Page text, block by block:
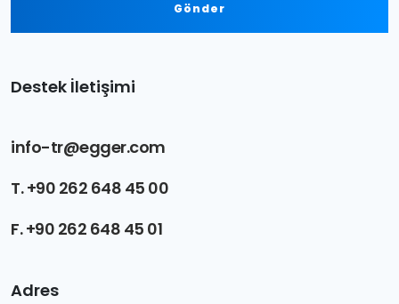
Gönder
Destek İletişimi
info-tr@egger.com
T. +90 262 648 45 00
F. +90 262 648 45 01
Adres